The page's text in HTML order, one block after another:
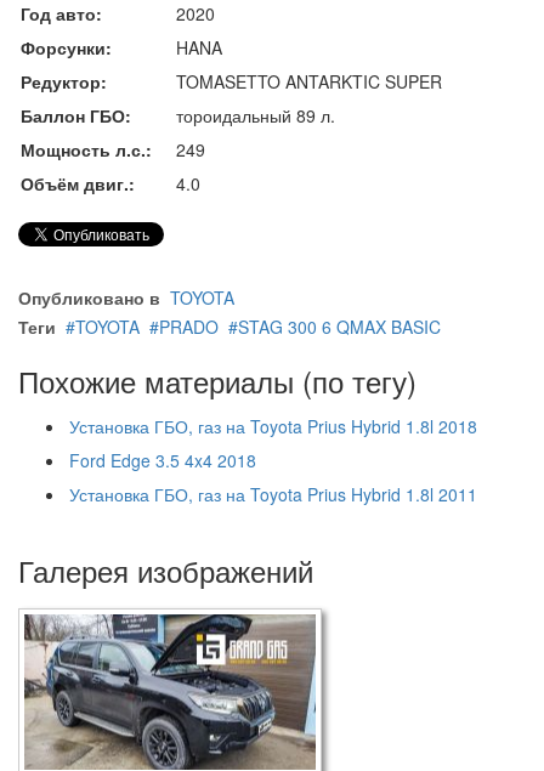
Год авто:
2020
Форсунки:
HANA
Редуктор:
TOMASETTO ANTARKTIC SUPER
Баллон ГБО:
тороидальный 89 л.
Мощность л.с.:
249
Объём двиг.:
4.0
Опубликовано в TOYOTA
Теги
TOYOTA PRADO STAG 300 6 QMAX BASIC
Похожие материалы (по тегу)
Установка ГБО, газ на Toyota Prius Hybrid 1.8l 2018
Ford Edge 3.5 4x4 2018
Установка ГБО, газ на Toyota Prius Hybrid 1.8l 2011
Галерея изображений